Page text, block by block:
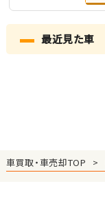
最近見た車
車買取・車売却TOP